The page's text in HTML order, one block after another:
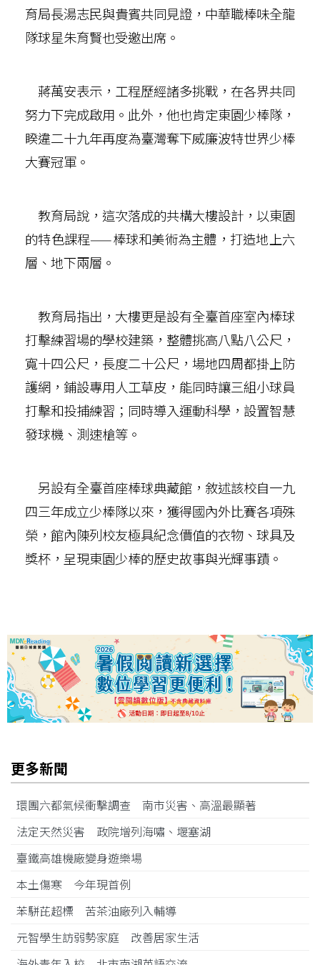
育局長湯志民與貴賓共同見證，中華職棒味全龍
隊球星朱育賢也受邀出席。
蔣萬安表示，工程歷經諸多挑戰，在各界共同
努力下完成啟用。此外，他也肯定東園少棒隊，
睽違二十九年再度為臺灣奪下威廉波特世界少棒
大賽冠軍。
教育局說，這次落成的共構大樓設計，以東園
的特色課程——棒球和美術為主體，打造地上六
層、地下兩層。
教育局指出，大樓更是設有全臺首座室內棒球
打擊練習場的學校建築，整體挑高八點八公尺，
寬十四公尺，長度二十公尺，場地四周都掛上防
護網，鋪設專用人工草皮，能同時讓三組小球員
打擊和投捕練習；同時導入運動科學，設置智慧
發球機、測速槍等。
另設有全臺首座棒球典藏館，敘述該校自一九
四三年成立少棒隊以來，獲得國內外比賽各項殊
榮，館內陳列校友極具紀念價值的衣物、球具及
獎杯，呈現東園少棒的歷史故事與光輝事蹟。
更多新聞
環團六都氣候衝擊調查 南市災害、高溫最顯著
法定天然災害 政院增列海嘯、堰塞湖
臺鐵高雄機廠變身遊樂場
本土傷寒 今年現首例
苯駢芘超標 苦茶油廠列入輔導
元智學生訪弱勢家庭 改善居家生活